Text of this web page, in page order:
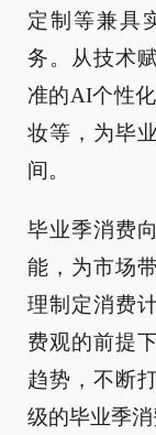
定制等兼具
务。从技术
准的AI个性
妆等，为毕
间。
毕业季消费
能，为市场
理制定消费
费观的前提
趋势，不断
级的毕业季消